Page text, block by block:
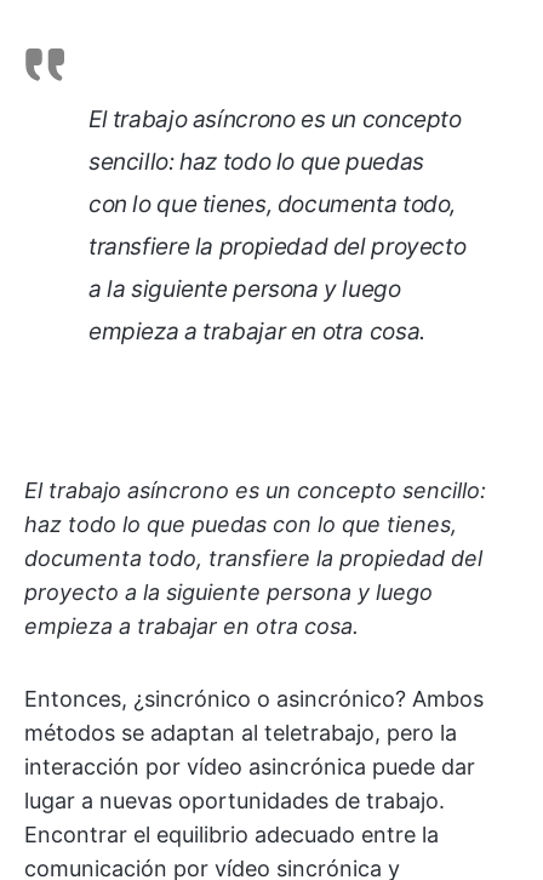
El trabajo asíncrono es un concepto
sencillo: haz todo lo que puedas
con lo que tienes, documenta todo,
transfiere la propiedad del proyecto
a la siguiente persona y luego
empieza a trabajar en otra cosa.
El trabajo asíncrono es un concepto sencillo:
haz todo lo que puedas con lo que tienes,
documenta todo, transfiere la propiedad del
proyecto a la siguiente persona y luego
empieza a trabajar en otra cosa.
Entonces, ¿sincrónico o asincrónico? Ambos
métodos se adaptan al teletrabajo, pero la
interacción por vídeo asincrónica puede dar
lugar a nuevas oportunidades de trabajo.
Encontrar el equilibrio adecuado entre la
comunicación por vídeo sincrónica y